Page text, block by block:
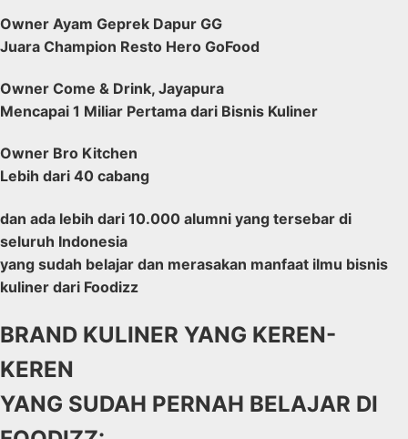
Owner Ayam Geprek Dapur GG
Juara Champion Resto Hero GoFood
Owner Come & Drink, Jayapura
Mencapai 1 Miliar Pertama dari Bisnis Kuliner
Owner Bro Kitchen
Lebih dari 40 cabang
dan ada lebih dari 10.000 alumni yang tersebar di
seluruh Indonesia
yang sudah belajar dan merasakan manfaat ilmu bisnis
kuliner dari Foodizz
BRAND KULINER YANG KEREN-
KEREN
YANG SUDAH PERNAH BELAJAR DI